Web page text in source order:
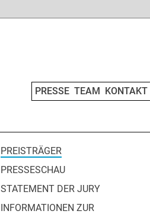
PRESSE TEAM KONTAKT
PREISTRÄGER
PRESSESCHAU
STATEMENT DER JURY
INFORMATIONEN ZUR